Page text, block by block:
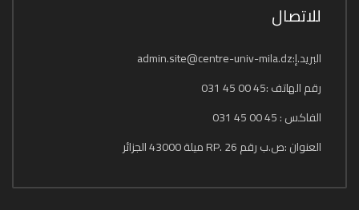
للاتصال
البريد.إ:admin.site@centre-univ-mila.dz
رقم الهاتف :45 00 45 031
الفاكس : 45 00 45 031
العنوان :ص.ب رقم 26 .RP ميلة 43000 الجزائر